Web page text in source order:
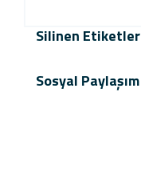
Silinen Etiketler
Sosyal Paylaşım